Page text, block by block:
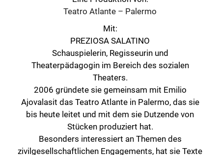
▶ Video laden
Teatro Atlante – Palermo
Mit:
PREZIOSA SALATINO
Schauspielerin, Regisseurin und
Theaterpädagogin im Bereich des sozialen
Theaters.
2006 gründete sie gemeinsam mit Emilio
Ajovalasit das Teatro Atlante in Palermo, das sie
bis heute leitet und mit dem sie Dutzende von
Stücken produziert hat.
Besonders interessiert an Themen des
zivilgesellschaftlichen Engagements, hat sie Texte